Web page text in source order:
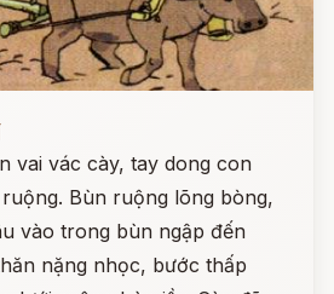
vai vác cày, tay dong con
Bùn ruộng lõng bòng,
vào trong bùn ngập đến
nặng nhọc, bước thấp